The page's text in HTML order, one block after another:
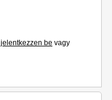
jelentkezzen be vagy